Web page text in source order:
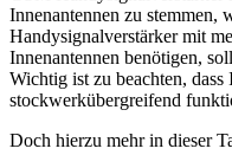
Innenantennen zu stemmen,
Handysignalverstärker mit
Innenantennen benötigen,
Wichtig ist zu beachten, dass
stockwerkübergreifend
Doch hierzu mehr in dieser